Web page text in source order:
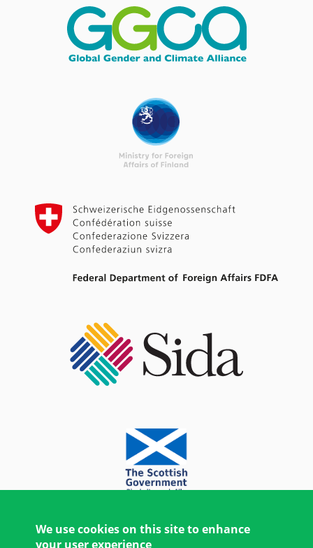
We use cookies on this site to enhance
your user experience